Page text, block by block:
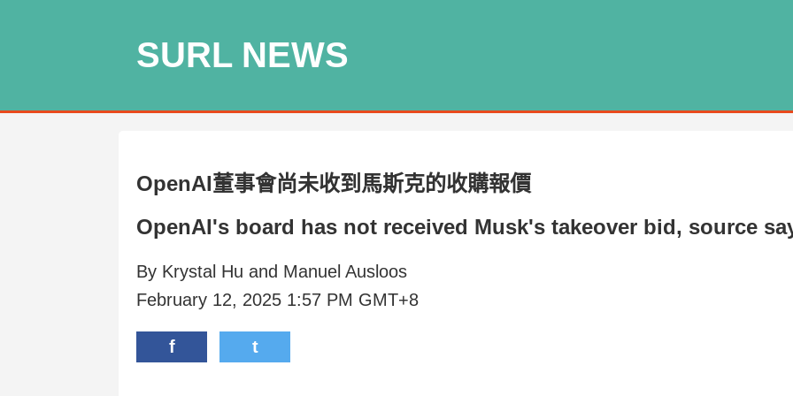
SURL NEWS
OpenAI董事會尚未收到馬斯克的收購報價
OpenAI's board has not received Musk's takeover bid, source
By Krystal Hu and Manuel Ausloos
February 12, 2025 1:57 PM GMT+8
f t